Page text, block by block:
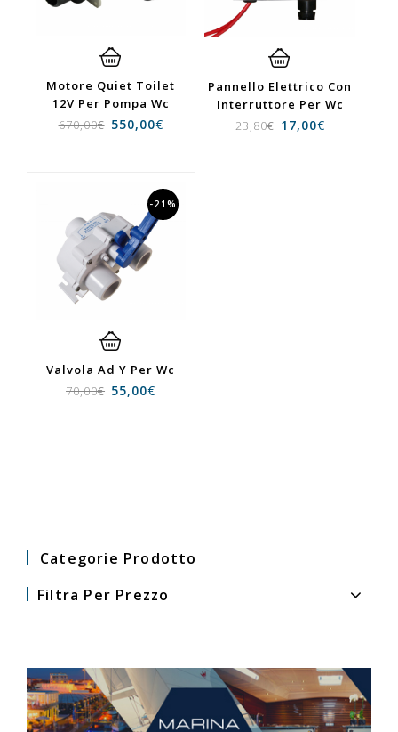
Motore Quiet Toilet
12V Per Pompa Wc
670,00€ 550,00€
Pannello Elettrico Con
Interruttore Per Wc
23,80€ 17,00€
-21%
Valvola Ad Y Per Wc
70,00€ 55,00€
Categorie Prodotto
Filtra Per Prezzo